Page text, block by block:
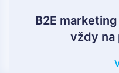
B2E
vždy na